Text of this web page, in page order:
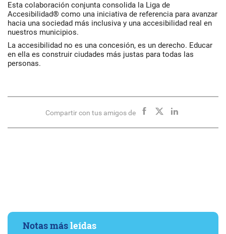
Esta colaboración conjunta consolida la Liga de
Accesibilidad® como una iniciativa de referencia para avanzar
hacia una sociedad más inclusiva y una accesibilidad real en
nuestros municipios.
La accesibilidad no es una concesión, es un derecho. Educar
en ella es construir ciudades más justas para todas las
personas.
Compartir con tus amigos de
Notas másleídas